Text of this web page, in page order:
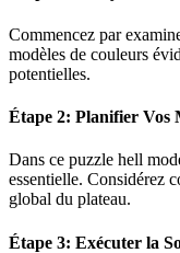
Commencez par
modèles de couleurs
potentielles.
Étape 2: Planifier Vos
Dans ce puzzle hell
essentielle. Considérez
global du plateau.
Étape 3: Exécuter la